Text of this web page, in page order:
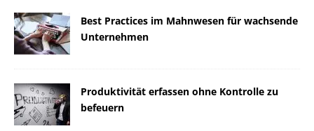
Best Practices im Mahnwesen für wachsende
Unternehmen
Produktivität erfassen ohne Kontrolle zu
befeuern